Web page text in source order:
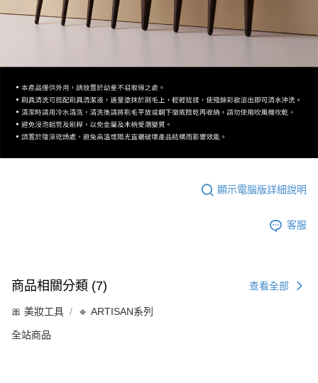
顯示電腦版詳細說明
客服
商品相關分類 (7) 查看全部
🎀 美妝工具 🔹 ARTISAN系列
全站商品